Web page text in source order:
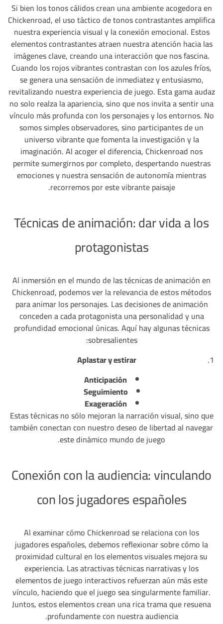
Si bien los tonos cálidos crean una ambiente acogedora en
Chickenroad, el uso táctico de tonos contrastantes amplifica
nuestra experiencia visual y la conexión emocional. Estos
elementos contrastantes atraen nuestra atención hacia las
imágenes clave, creando una interacción que nos fascina.
Cuando los rojos vibrantes contrastan con los azules fríos,
se genera una sensación de inmediatez y entusiasmo,
revitalizando nuestra experiencia de juego. Esta gama audaz
no solo realza la apariencia, sino que nos invita a sentir una
vínculo más profunda con los personajes y los entornos. No
somos simples observadores, sino participantes de un
universo vibrante que fomenta la investigación y la
imaginación. Al acoger el diferencia, Chickenroad nos
permite sumergirnos por completo, despertando nuestras
emociones y nuestra sensación de autonomía mientras
recorremos por este vibrante paisaje.
Técnicas de animación: dar vida a los
protagonistas
Al inmersión en el mundo de las técnicas de animación en
Chickenroad, podemos ver la relevancia de estos métodos
para animar los personajes. Las decisiones de animación
conceden a cada protagonista una personalidad y una
profundidad emocional únicas. Aquí hay algunas técnicas
sobresalientes:
Aplastar y estirar
Anticipación
Seguimiento
Exageración
Estas técnicas no sólo mejoran la narración visual, sino que
también conectan con nuestro deseo de libertad al navegar
este dinámico mundo de juego.
Conexión con la audiencia: vinculando
con los jugadores españoles
Al examinar cómo Chickenroad se relaciona con los
jugadores españoles, debemos reflexionar sobre cómo la
proximidad cultural en los elementos visuales mejora su
experiencia. Las atractivas técnicas narrativas y los
elementos de juego interactivos refuerzan aún más este
vínculo, haciendo que el juego sea singularmente familiar.
Juntos, estos elementos crean una rica trama que resuena
profundamente con nuestra audiencia.